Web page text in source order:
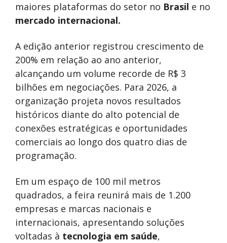
maiores plataformas do setor no Brasil e no
mercado internacional.
A edição anterior registrou crescimento de
200% em relação ao ano anterior,
alcançando um volume recorde de R$ 3
bilhões em negociações. Para 2026, a
organização projeta novos resultados
históricos diante do alto potencial de
conexões estratégicas e oportunidades
comerciais ao longo dos quatro dias de
programação.
Em um espaço de 100 mil metros
quadrados, a feira reunirá mais de 1.200
empresas e marcas nacionais e
internacionais, apresentando soluções
voltadas à tecnologia em saúde,